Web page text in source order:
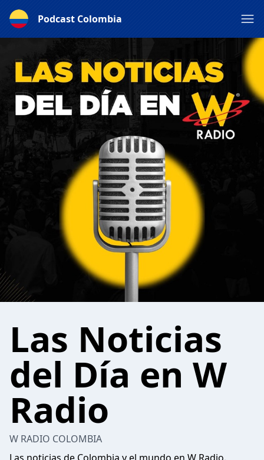
Podcast Colombia
Las Noticias
del Día en W
Radio
W RADIO COLOMBIA